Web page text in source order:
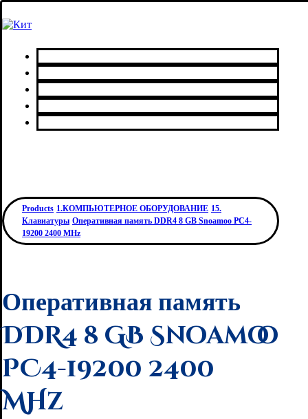
Products 1.КОМПЬЮТЕРНОЕ ОБОРУДОВАНИЕ 15.
Клавиатуры Оперативная память DDR4 8 GB Snoamoo PC4-
19200 2400 MHz
Оперативная память
DDR4 8 GB Snoamoo
PC4-19200 2400
MHz